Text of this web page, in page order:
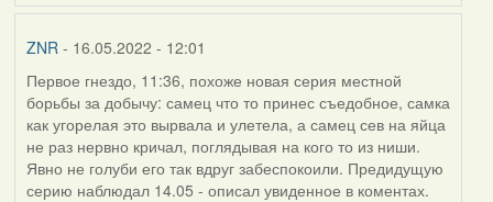
ZNR - 16.05.2022 - 12:01
Первое гнездо, 11:36, похоже новая серия местной
борьбы за добычу: самец что то принес съедобное, самка
как угорелая это вырвала и улетела, а самец сев на яйца
не раз нервно кричал, поглядывая на кого то из ниши.
Явно не голуби его так вдруг забеспокоили. Предидущую
серию наблюдал 14.05 - описал увиденное в коментах.